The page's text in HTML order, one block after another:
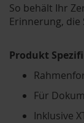
So behält Ihr
Erinnerung, die
Produkt
Für
Inklusive